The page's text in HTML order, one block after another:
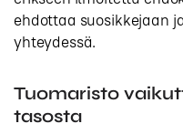
ehdottaa suosikkejaan
yhteydessä.
Tuomaristo
tasosta